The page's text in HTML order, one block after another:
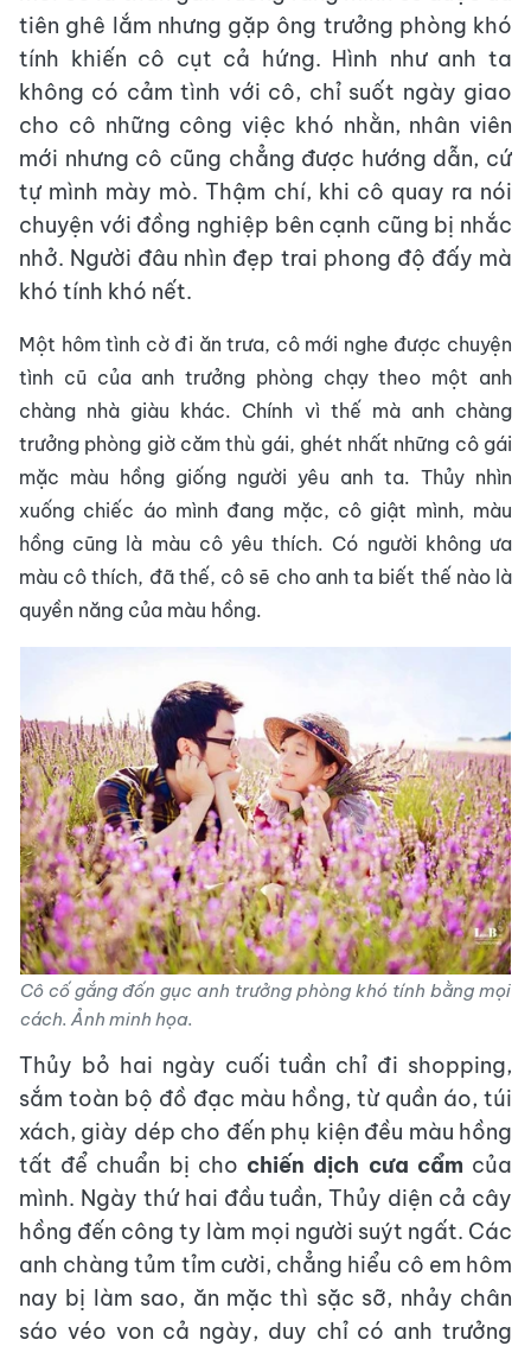
tiên ghê lắm nhưng gặp ông trưởng phòng khó
tính khiến cô cụt cả hứng. Hình như anh ta
không có cảm tình với cô, chỉ suốt ngày giao
cho cô những công việc khó nhằn, nhân viên
mới nhưng cô cũng chẳng được hướng dẫn, cứ
tự mình mày mò. Thậm chí, khi cô quay ra nói
chuyện với đồng nghiệp bên cạnh cũng bị nhắc
nhở. Người đâu nhìn đẹp trai phong độ đấy mà
khó tính khó nết.
Một hôm tình cờ đi ăn trưa, cô mới nghe được chuyện
tình cũ của anh trưởng phòng chạy theo một anh
chàng nhà giàu khác. Chính vì thế mà anh chàng
trưởng phòng giờ căm thù gái, ghét nhất những cô gái
mặc màu hồng giống người yêu anh ta. Thủy nhìn
xuống chiếc áo mình đang mặc, cô giật mình, màu
hồng cũng là màu cô yêu thích. Có người không ưa
màu cô thích, đã thế, cô sẽ cho anh ta biết thế nào là
quyền năng của màu hồng.
Cô cố gắng đốn gục anh trưởng phòng khó tính bằng mọi
cách. Ảnh minh họa.
Thủy bỏ hai ngày cuối tuần chỉ đi shopping,
sắm toàn bộ đồ đạc màu hồng, từ quần áo, túi
xách, giày dép cho đến phụ kiện đều màu hồng
tất để chuẩn bị cho chiến dịch cưa cẩm của
mình. Ngày thứ hai đầu tuần, Thủy diện cả cây
hồng đến công ty làm mọi người suýt ngất. Các
anh chàng tủm tỉm cười, chẳng hiểu cô em hôm
nay bị làm sao, ăn mặc thì sặc sỡ, nhảy chân
sáo véo von cả ngày, duy chỉ có anh trưởng